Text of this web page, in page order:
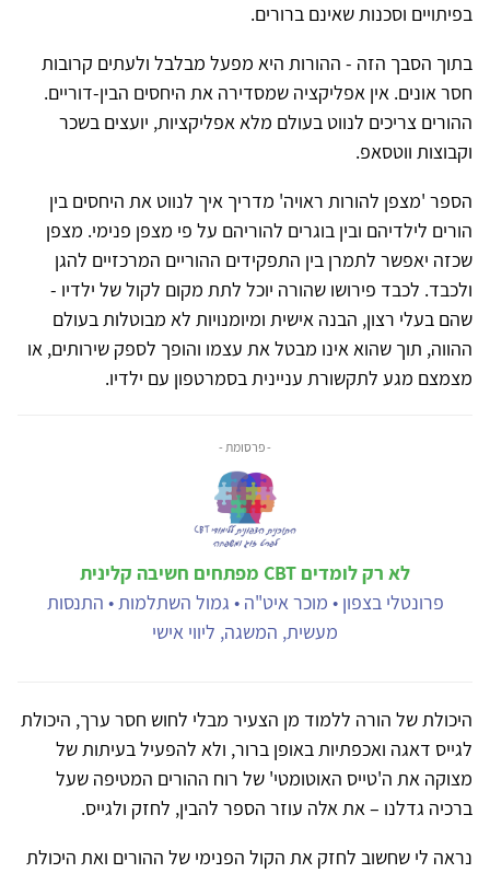
בפיתויים וסכנות שאינם ברורים.
בתוך הסבך הזה - ההורות היא מפעל מבלבל ולעתים קרובות
חסר אונים. אין אפליקציה שמסדירה את היחסים הבין-דוריים.
ההורים צריכים לנווט בעולם מלא אפליקציות, יועצים בשכר
וקבוצות ווטסאפ.
הספר 'מצפן להורות ראויה' מדריך איך לנווט את היחסים בין
הורים לילדיהם ובין בוגרים להוריהם על פי מצפן פנימי. מצפן
שכזה יאפשר לתמרן בין התפקידים ההוריים המרכזיים להגן
ולכבד. לכבד פירושו שהורה יוכל לתת מקום לקול של ילדיו -
שהם בעלי רצון, הבנה אישית ומיומנויות לא מבוטלות בעולם
ההווה, תוך שהוא אינו מבטל את עצמו והופך לספק שירותים, או
מצמצם מגע לתקשורת עניינית בסמרטפון עם ילדיו.
- פרסומת -
לא רק לומדים CBT מפתחים חשיבה קלינית
פרונטלי בצפון • מוכר איט"ה • גמול השתלמות • התנסות
מעשית, המשגה, ליווי אישי
היכולת של הורה ללמוד מן הצעיר מבלי לחוש חסר ערך, היכולת
לגייס דאגה ואכפתיות באופן ברור, ולא להפעיל בעיתות של
מצוקה את ה'טייס האוטומטי' של רוח ההורים המטיפה שעל
ברכיה גדלנו – את אלה עוזר הספר להבין, לחזק ולגייס.
נראה לי שחשוב לחזק את הקול הפנימי של ההורים ואת היכולת